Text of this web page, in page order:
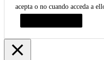
acepta o no cuando acceda a